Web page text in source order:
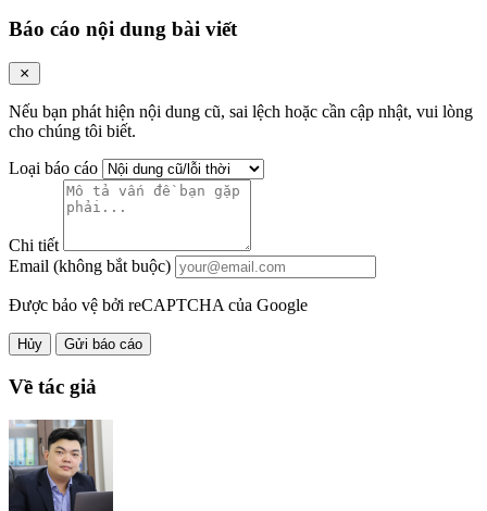
Báo cáo nội dung bài viết
Nếu bạn phát hiện nội dung cũ, sai lệch hoặc cần cập nhật, vui lòng
cho chúng tôi biết.
Loại báo cáo
Chi tiết
Email (không bắt buộc)
Được bảo vệ bởi reCAPTCHA của Google
Hủy Gửi báo cáo
Về tác giả